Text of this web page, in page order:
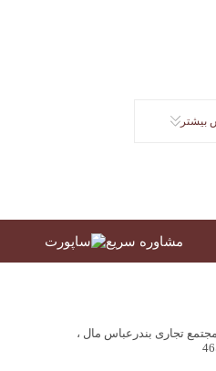
بیشتر
مشاوره سریع
تجاری بندرعباس مال ،